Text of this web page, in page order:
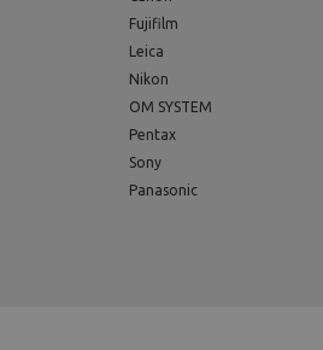
Fujifilm
Leica
Nikon
OM SYSTEM
Pentax
Sony
Panasonic